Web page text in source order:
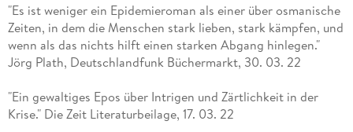
"Es ist weniger ein Epidemieroman als einer über osmanische
Zeiten, in dem die Menschen stark lieben, stark kämpfen, und
wenn als das nichts hilft einen starken Abgang hinlegen."
Jörg Plath, Deutschlandfunk Büchermarkt, 30. 03. 22
"Ein gewaltiges Epos über Intrigen und Zärtlichkeit in der
Krise." Die Zeit Literaturbeilage, 17. 03. 22